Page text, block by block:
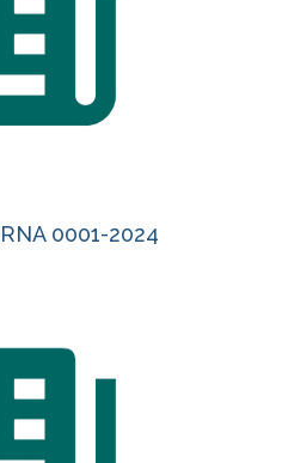
0001-2024